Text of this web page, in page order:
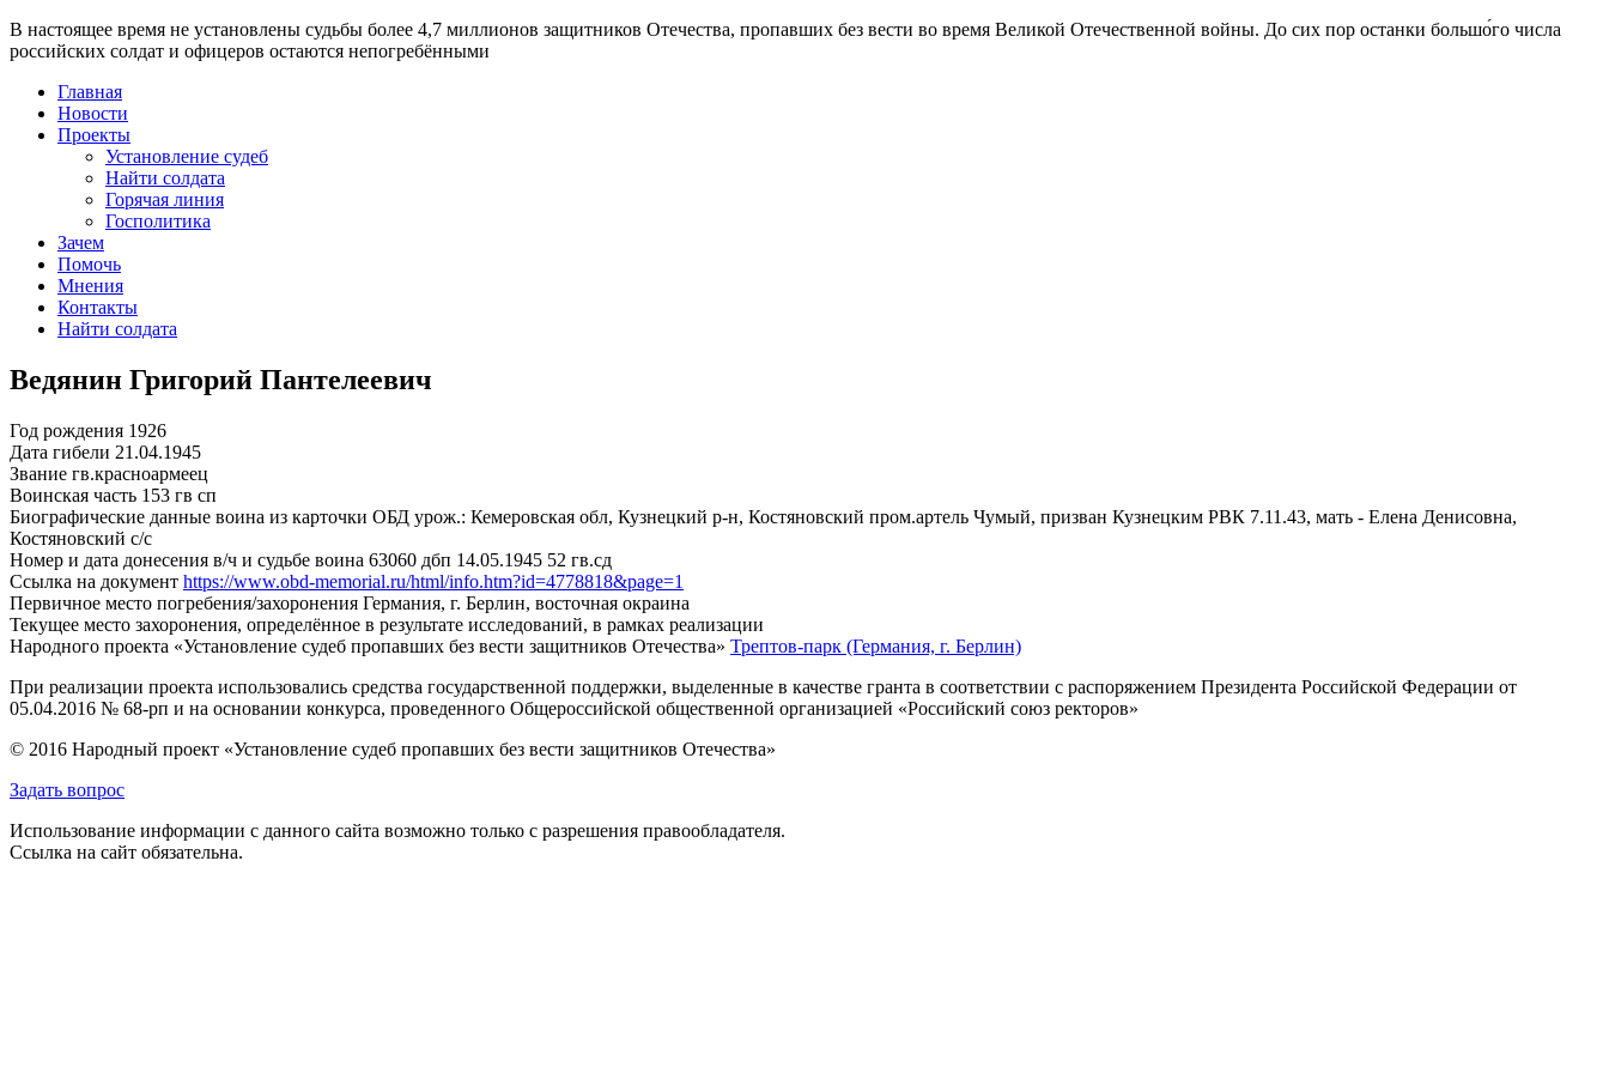
В настоящее время не установлены судьбы более 4,7 миллионов защитников Отечества, пропавших без вести во время Великой Отечественной войны. До сих пор останки большо́го числа
российских солдат и офицеров остаются непогребёнными
Главная
Новости
Проекты
Установление судеб
Найти солдата
Горячая линия
Госполитика
Зачем
Помочь
Мнения
Контакты
Найти солдата
Ведянин Григорий Пантелеевич
Год рождения 1926
Дата гибели 21.04.1945
Звание гв.красноармеец
Воинская часть 153 гв сп
Биографические данные воина из карточки ОБД урож.: Кемеровская обл, Кузнецкий р-н, Костяновский пром.артель Чумый, призван Кузнецким РВК 7.11.43, мать - Елена Денисовна,
Костяновский с/с
Номер и дата донесения в/ч и судьбе воина 63060 дбп 14.05.1945 52 гв.сд
Ссылка на документ https://www.obd-memorial.ru/html/info.htm?id=4778818&page=1
Первичное место погребения/захоронения Германия, г. Берлин, восточная окраина
Текущее место захоронения, определённое в результате исследований, в рамках реализации
Народного проекта «Установление судеб пропавших без вести защитников Отечества» Трептов-парк (Германия, г. Берлин)
При реализации проекта использовались средства государственной поддержки, выделенные в качестве гранта в соответствии с распоряжением Президента Российской Федерации от
05.04.2016 № 68-рп и на основании конкурса, проведенного Общероссийской общественной организацией «Российский союз ректоров»
© 2016 Народный проект «Установление судеб пропавших без вести защитников Отечества»
Задать вопрос
Использование информации с данного сайта возможно только с разрешения правообладателя.
Ссылка на сайт обязательна.